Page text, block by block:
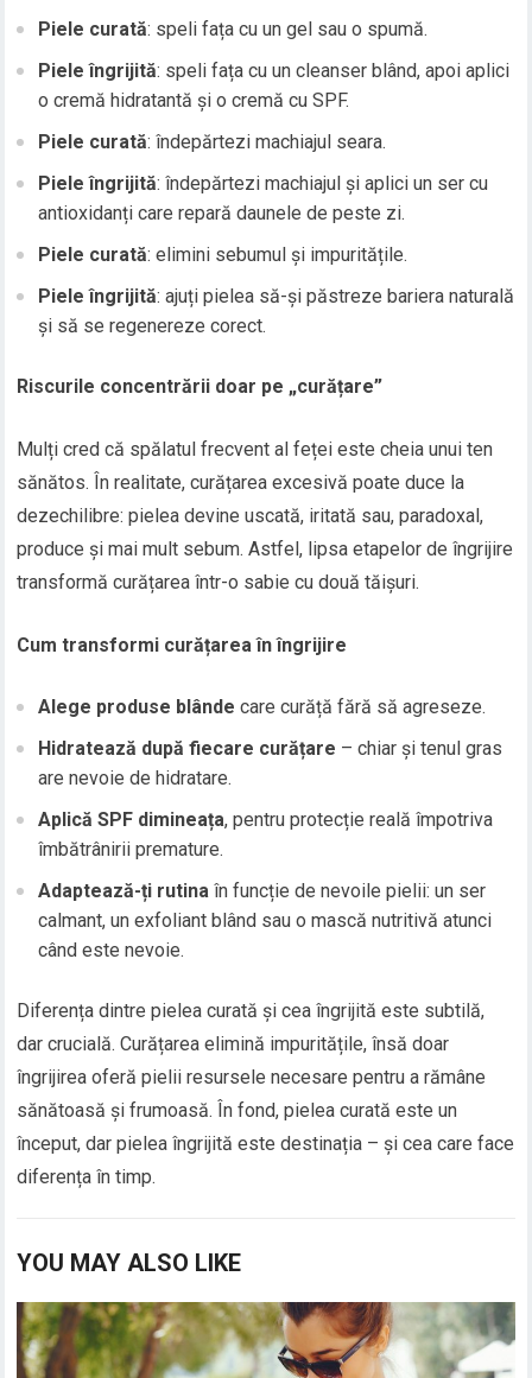
Piele curată: speli fața cu un gel sau o spumă.
Piele îngrijită: speli fața cu un cleanser blând, apoi aplici
o cremă hidratantă și o cremă cu SPF.
Piele curată: îndepărtezi machiajul seara.
Piele îngrijită: îndepărtezi machiajul și aplici un ser cu
antioxidanți care repară daunele de peste zi.
Piele curată: elimini sebumul și impuritățile.
Piele îngrijită: ajuți pielea să-și păstreze bariera naturală
și să se regenereze corect.
Riscurile concentrării doar pe „curățare”
Mulți cred că spălatul frecvent al feței este cheia unui ten
sănătos. În realitate, curățarea excesivă poate duce la
dezechilibre: pielea devine uscată, iritată sau, paradoxal,
produce și mai mult sebum. Astfel, lipsa etapelor de îngrijire
transformă curățarea într-o sabie cu două tăișuri.
Cum transformi curățarea în îngrijire
Alege produse blânde care curăță fără să agreseze.
Hidratează după fiecare curățare – chiar și tenul gras
are nevoie de hidratare.
Aplică SPF dimineața, pentru protecție reală împotriva
îmbătrânirii premature.
Adaptează-ți rutina în funcție de nevoile pielii: un ser
calmant, un exfoliant blând sau o mască nutritivă atunci
când este nevoie.
Diferența dintre pielea curată și cea îngrijită este subtilă,
dar crucială. Curățarea elimină impuritățile, însă doar
îngrijirea oferă pielii resursele necesare pentru a rămâne
sănătoasă și frumoasă. În fond, pielea curată este un
început, dar pielea îngrijită este destinația – și cea care face
diferența în timp.
YOU MAY ALSO LIKE